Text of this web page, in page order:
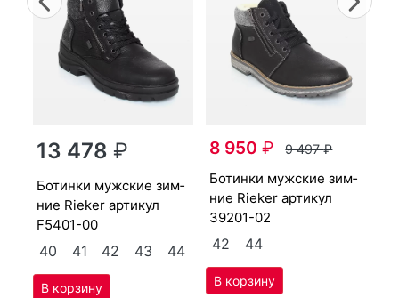
13 478₽
бо­тин­ки мужс­кие зим­
ние Ri­eker артикул
F5401-00
40 41 42 43 44
8 950₽ 9 497₽
бо­тин­ки мужс­кие зим­
ние Ri­eker артикул
39201-02
42 44